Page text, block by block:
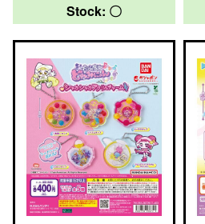
Stock: 〇